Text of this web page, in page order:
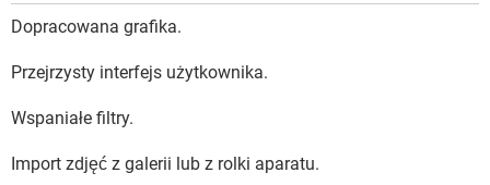
Dopracowana grafika.
Przejrzysty interfejs użytkownika.
Wspaniałe filtry.
Import zdjęć z galerii lub z rolki aparatu.